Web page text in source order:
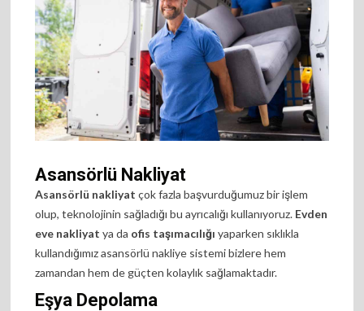
Asansörlü Nakliyat
Asansörlü nakliyat çok fazla başvurduğumuz bir işlem
olup, teknolojinin sağladığı bu ayrıcalığı kullanıyoruz. Evden
eve nakliyat ya da ofis taşımacılığı yaparken sıklıkla
kullandığımız asansörlü nakliye sistemi bizlere hem
zamandan hem de güçten kolaylık sağlamaktadır.
Eşya Depolama